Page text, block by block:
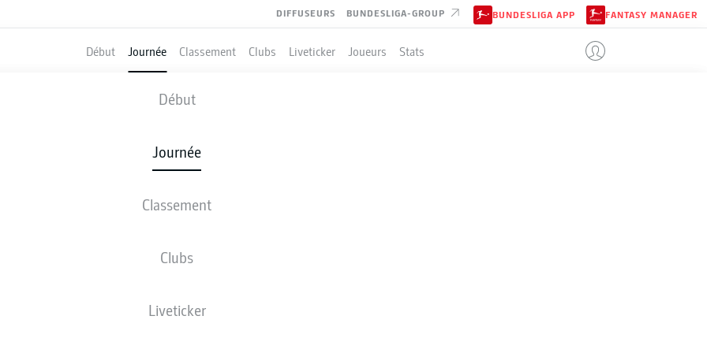
DIFFUSEURS BUNDESLIGA-GROUP BUNDESLIGA APP FANTASY MANAGER
Début Journée Classement Clubs Liveticker Joueurs Stats
Début
Journée
Classement
Clubs
Liveticker
LEVERKUSEN - MAINZ
COMPOSITIONS STATISTIQUES